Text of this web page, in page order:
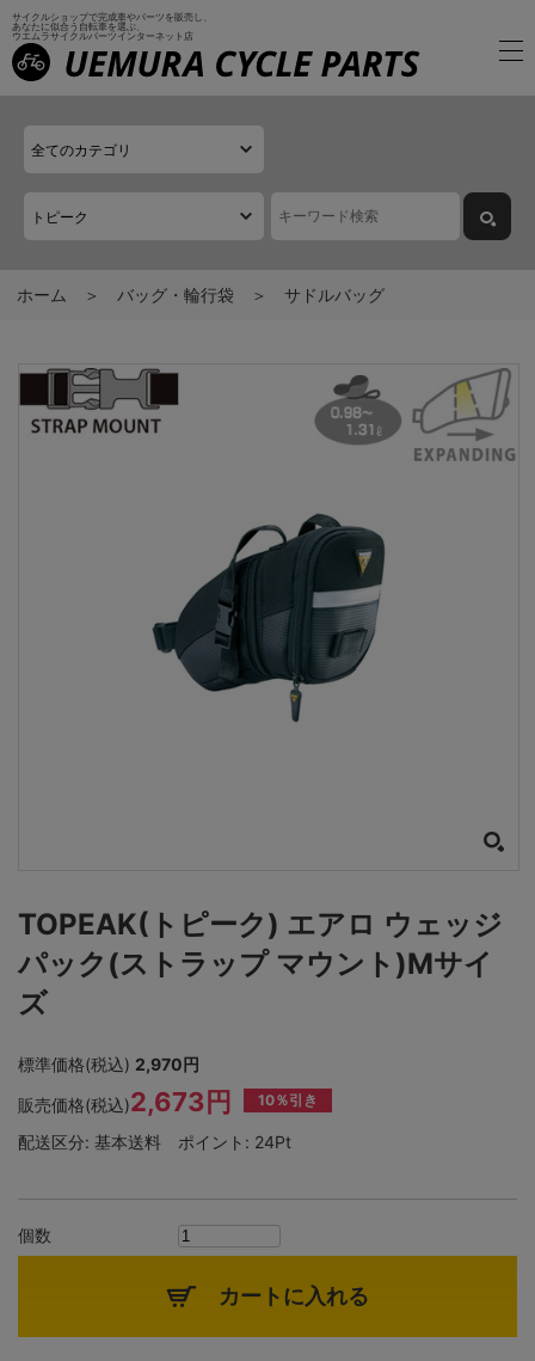
サイクルショップで完成車やパーツを販売し、
あなたに似合う自転車を選ぶ、
ウエムラサイクルパーツインターネット店
ホーム バッグ・輪行袋 サドルバッグ
TOPEAK(トピーク) エアロ ウェッジ
パック(ストラップ マウント)Mサイ
ズ
標準価格(税込) 2,970円
販売価格(税込)2,673円 10％引き
配送区分: 基本送料 ポイント: 24Pt
個数
カートに入れる